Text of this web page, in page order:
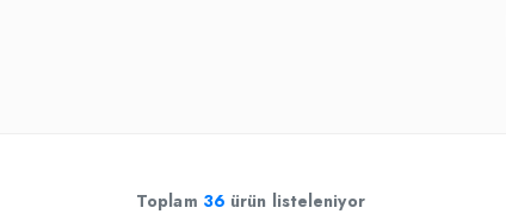
Toplam 36 ürün listeleniyor